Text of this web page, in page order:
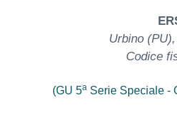
Urbino
Codice
(GU 5a Serie Speciale -